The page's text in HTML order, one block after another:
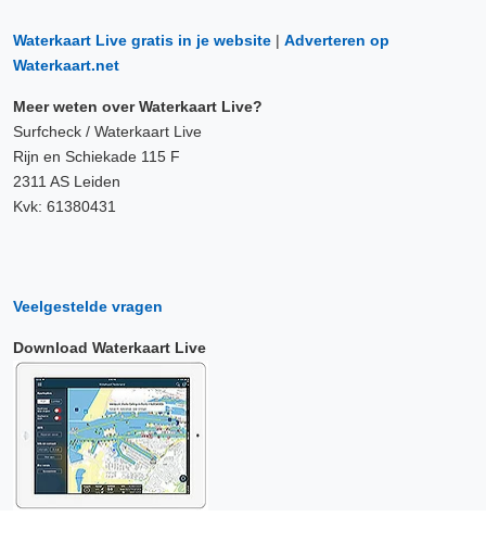
Waterkaart Live gratis in je website | Adverteren op
Waterkaart.net
Meer weten over Waterkaart Live?
Surfcheck / Waterkaart Live
Rijn en Schiekade 115 F
2311 AS Leiden
Kvk: 61380431
Veelgestelde vragen
Download Waterkaart Live